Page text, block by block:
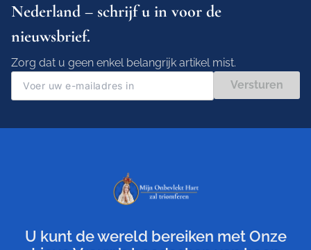
Nederland – schrijf u in voor de
nieuwsbrief.
Zorg dat u geen enkel belangrijk artikel mist.
Versturen
U kunt de wereld bereiken met Onze